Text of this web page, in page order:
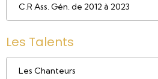
C.R Ass. Gén. de 2012 à 2023
Les Talents
Les Chanteurs